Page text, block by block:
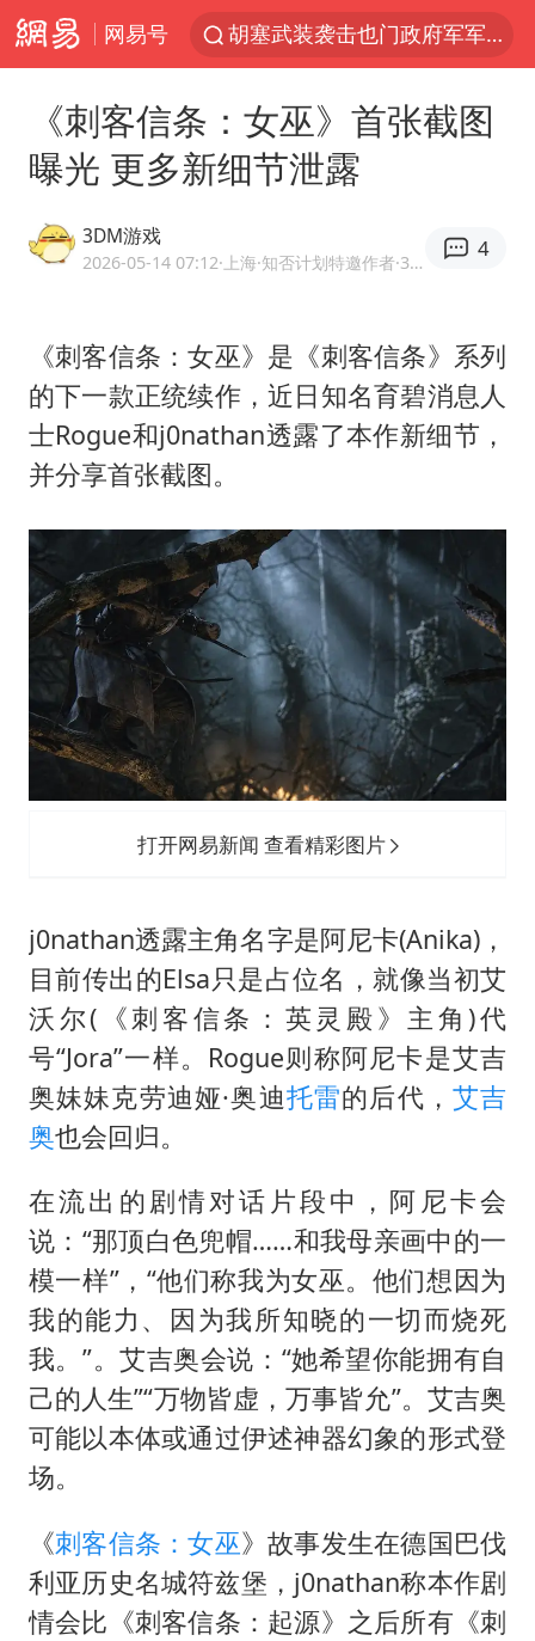
网易号
胡塞武装袭击也门政府军军营
台风白海豚中心风力增强
向鹏0-3不敌张本智和
刘国正说向鹏打得很窝囊
山东一元代青花杯离奇失踪
我国外贸延续良好增长态势
国防部：中国军队坚决反制任何闹海挑衅图谋
百花奖开幕式
两名乘客在飞机上因调节座椅起冲突
女儿为争财产堵门阻挠父亲出殡
夯实基础开新局
《刺客信条：女巫》首张截图
曝光 更多新细节泄露
3DM游戏
2026-05-14 07:12·上海 ·知否计划特邀作者·3DMGAME官方网易号
4
《刺客信条：女巫》是《刺客信条》系列
的下一款正统续作，近日知名育碧消息人
士Rogue和j0nathan透露了本作新细节，
并分享首张截图。
打开网易新闻 查看精彩图片
j0nathan透露主角名字是阿尼卡(Anika)，
目前传出的Elsa只是占位名，就像当初艾
沃尔(《刺客信条：英灵殿》主角)代
号“Jora”一样。Rogue则称阿尼卡是艾吉
奥妹妹克劳迪娅·奥迪托雷的后代， 艾吉
奥也会回归。
在流出的剧情对话片段中，阿尼卡会
说：“那顶白色兜帽……和我母亲画中的一
模一样”，“他们称我为女巫。他们想因为
我的能力、因为我所知晓的一切而烧死
我。”。艾吉奥会说：“她希望你能拥有自
己的人生”“万物皆虚，万事皆允”。艾吉奥
可能以本体或通过伊述神器幻象的形式登
场。
《刺客信条：女巫》故事发生在德国巴伐
利亚历史名城符兹堡，j0nathan称本作剧
情会比《刺客信条：起源》之后所有《刺